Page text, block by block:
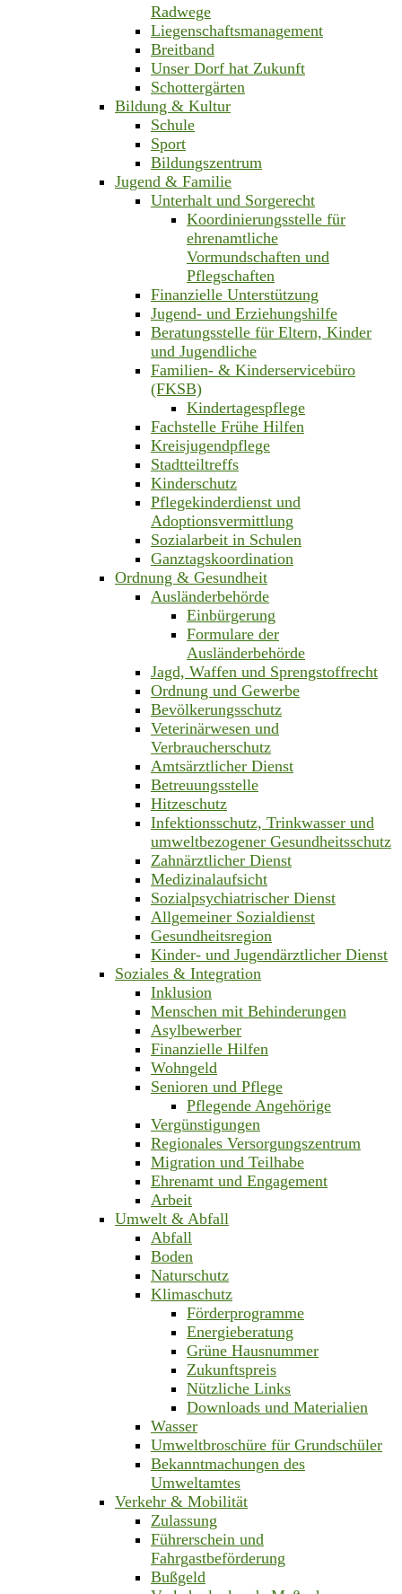
Radwege
Liegenschaftsmanagement
Breitband
Unser Dorf hat Zukunft
Schottergärten
Bildung & Kultur
Schule
Sport
Bildungszentrum
Jugend & Familie
Unterhalt und Sorgerecht
Koordinierungsstelle für
ehrenamtliche
Vormundschaften und
Pflegschaften
Finanzielle Unterstützung
Jugend- und Erziehungshilfe
Beratungsstelle für Eltern, Kinder
und Jugendliche
Familien- & Kinderservicebüro
(FKSB)
Kindertagespflege
Fachstelle Frühe Hilfen
Kreisjugendpflege
Stadtteiltreffs
Kinderschutz
Pflegekinderdienst und
Adoptionsvermittlung
Sozialarbeit in Schulen
Ganztagskoordination
Ordnung & Gesundheit
Ausländerbehörde
Einbürgerung
Formulare der
Ausländerbehörde
Jagd, Waffen und Sprengstoffrecht
Ordnung und Gewerbe
Bevölkerungsschutz
Veterinärwesen und
Verbraucherschutz
Amtsärztlicher Dienst
Betreuungsstelle
Hitzeschutz
Infektionsschutz, Trinkwasser und
umweltbezogener Gesundheitsschutz
Zahnärztlicher Dienst
Medizinalaufsicht
Sozialpsychiatrischer Dienst
Allgemeiner Sozialdienst
Gesundheitsregion
Kinder- und Jugendärztlicher Dienst
Soziales & Integration
Inklusion
Menschen mit Behinderungen
Asylbewerber
Finanzielle Hilfen
Wohngeld
Senioren und Pflege
Pflegende Angehörige
Vergünstigungen
Regionales Versorgungszentrum
Migration und Teilhabe
Ehrenamt und Engagement
Arbeit
Umwelt & Abfall
Abfall
Boden
Naturschutz
Klimaschutz
Förderprogramme
Energieberatung
Grüne Hausnummer
Zukunftspreis
Nützliche Links
Downloads und Materialien
Wasser
Umweltbroschüre für Grundschüler
Bekanntmachungen des
Umweltamtes
Verkehr & Mobilität
Zulassung
Führerschein und
Fahrgastbeförderung
Bußgeld